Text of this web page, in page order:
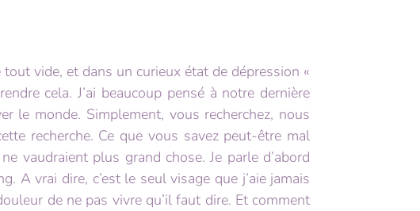
vide, et dans un curieux état de dépression «
cela. J’ai beaucoup pensé à notre dernière
le monde. Simplement, vous recherchez, nous
recherche. Ce que vous savez peut-être mal
vaudraient plus grand chose. Je parle d’abord
A vrai dire, c’est le seul visage que j’aie jamais
de ne pas vivre qu’il faut dire. Et comment